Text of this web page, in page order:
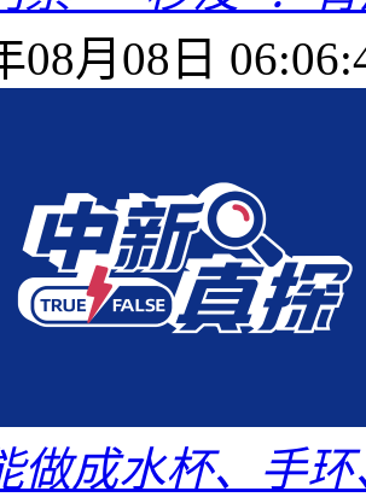
08月08日
做成水杯、手